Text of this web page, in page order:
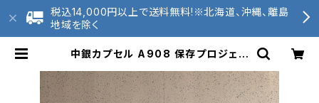
税込14,000円以上で送料無料!※北海道、沖縄、離島
地域を除く
中銀カプセル A908 保存プロジェク
山ニット ジャカート編み 送料無料
| 2020tunagu 和歌山ニット